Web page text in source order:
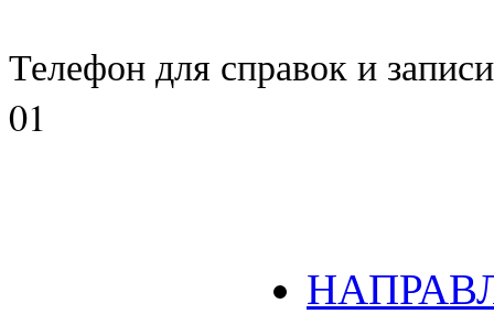
Телефон для справок и
01